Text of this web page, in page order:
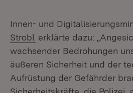
Innen- und
Strobl erklärte dazu:
wachsender Bedrohungen
äußeren Sicherheit und der
Aufrüstung der Gefährder